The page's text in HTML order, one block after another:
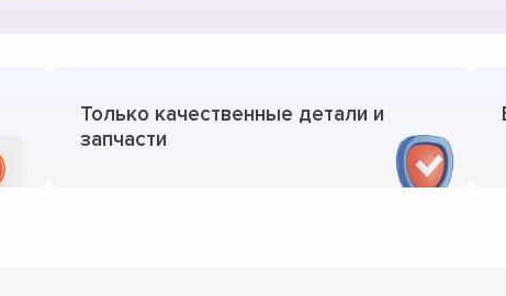
Только качественные детали и
запчасти